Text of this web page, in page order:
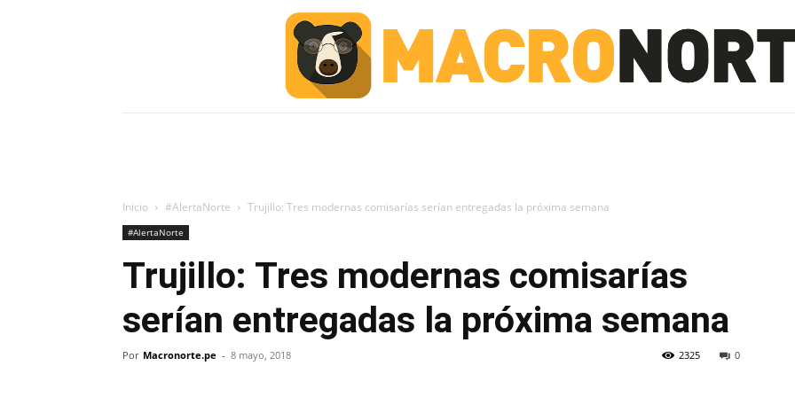
Inicio #AlertaNorte Trujillo: Tres modernas comisarías serían entregadas la próxima semana
#AlertaNorte
Trujillo: Tres modernas comisarías
serían entregadas la próxima semana
Por Macronorte.pe - 8 mayo, 2018 0
2325